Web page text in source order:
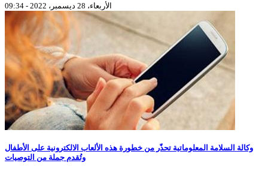
الأربعاء، 28 ديسمبر، 2022 - 09:34
وكالة السلامة المعلوماتية تحذّر من خطورة هذه الألعاب الالكترونية على الأطفال
وتُقدم جملة من التوصيات